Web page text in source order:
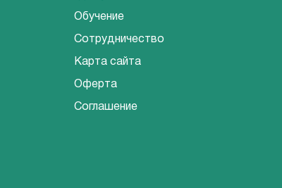
Обучение
Сотрудничество
Карта сайта
Оферта
Соглашение